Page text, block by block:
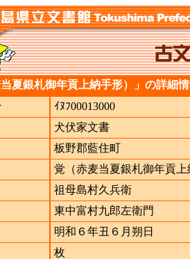
当夏銀札御年貢上納手形）」の詳細
ｲﾇﾌ00013000
犬伏家文書
板野郡藍住町
覚（赤麦当夏銀札御年貢上
祖母島村久兵衛
東中富村九郎左衛門
明和６年丑６月朔日
枚